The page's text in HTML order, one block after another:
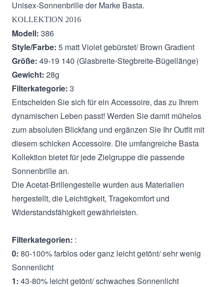
Unisex-Sonnenbrille der Marke Basta.
KOLLEKTION 2016
Modell: 386
Style/Farbe: 5 matt Violet gebürstet/ Brown Gradient
Größe: 49-19 140 (Glasbreite-Stegbreite-Bügellänge)
Gewicht: 28g
Filterkategorie: 3
Entscheiden Sie sich für ein Accessoire, das zu Ihrem
dynamischen Leben passt! Werden Sie damit mühelos
zum absoluten Blickfang und ergänzen Sie Ihr Outfit mit
diesem schicken Accessoire. Die umfangreiche Basta
Kollektion bietet für jede Zielgruppe die passende
Sonnenbrille an.
Die Acetat-Brillengestelle wurden aus Materialien
hergestellt, die Leichtigkeit, Tragekomfort und
Widerstandsfähigkeit gewährleisten.
Filterkategorien: :
0: 80-100% farblos oder ganz leicht getönt/ sehr wenig
Sonnenlicht
1: 43-80% leicht getönt/ schwaches Sonnenlicht